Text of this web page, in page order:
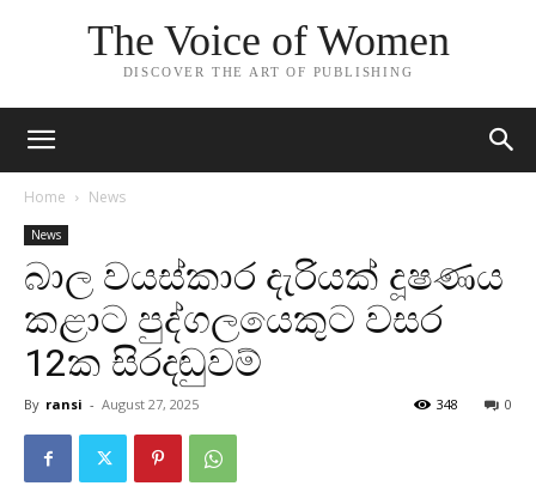
The Voice of Women
DISCOVER THE ART OF PUBLISHING
Home News
News
බාල වයස්කාර දැරියක් දූෂණය
කළාට පුද්ගලයෙකුට වසර
12ක සිරදඬුවම්
By ransi - August 27, 2025 0
348